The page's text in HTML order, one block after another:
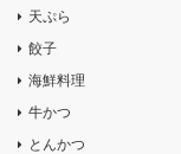
天ぷら
餃子
海鮮料理
牛かつ
とんかつ